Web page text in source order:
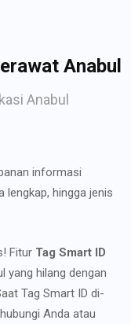
Anabul
Anabul
informasi
lengkap, hingga jenis
Fitur Tag Smart ID
yang hilang dengan
Tag Smart ID di-
Anda atau